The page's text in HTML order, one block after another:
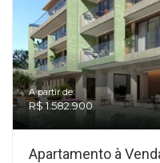
A partir de:
R$ 1.582.900
Apartamento à